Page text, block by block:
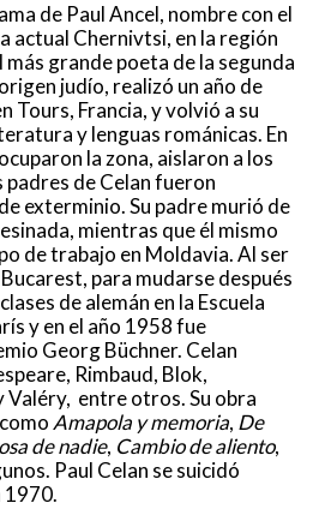
de Paul Ancel, nombre con el
actual Chernivtsi, en la región
más grande poeta de la segunda
judío, realizó un año de
Tours, Francia, y volvió a su
y lenguas románicas. En
la zona, aislaron a los
de Celan fueron
exterminio. Su padre murió de
mientras que él mismo
de trabajo en Moldavia. Al ser
para mudarse después
de alemán en la Escuela
y en el año 1958 fue
Georg Büchner. Celan
Rimbaud, Blok,
Valéry, entre otros. Su obra
Amapola y memoria, De
de nadie, Cambio de aliento,
Paul Celan se suicidó
1970.